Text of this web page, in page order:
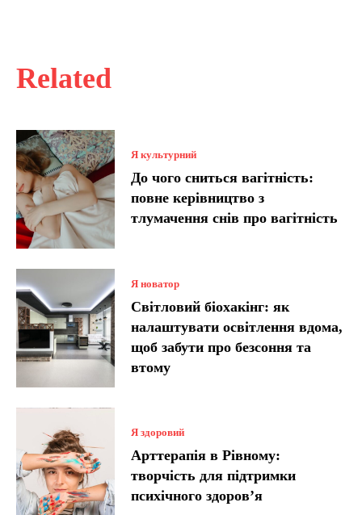
Related
Я культурний
До чого сниться вагітність:
повне керівництво з
тлумачення снів про вагітність
Я новатор
Світловий біохакінг: як
налаштувати освітлення вдома,
щоб забути про безсоння та
втому
Я здоровий
Арттерапія в Рівному:
творчість для підтримки
психічного здоров’я